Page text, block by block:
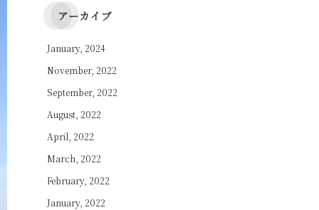
アーカイブ
January, 2024
November, 2022
September, 2022
August, 2022
April, 2022
March, 2022
February, 2022
January, 2022